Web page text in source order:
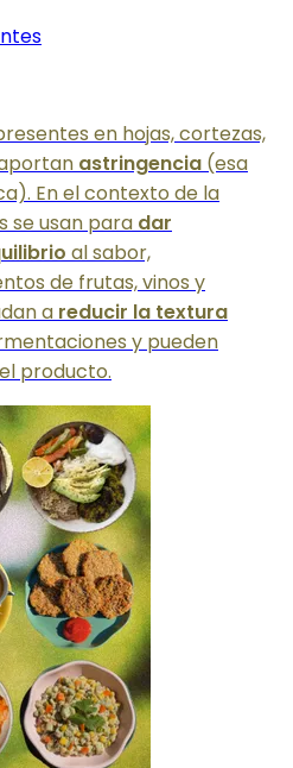
en hojas, cortezas,
astringencia (esa
En el contexto de la
se usan para dar
al sabor,
de frutas, vinos y
a reducir la textura
y pueden
producto.